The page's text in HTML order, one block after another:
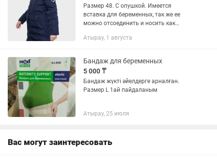
Размер 48. С опушкой. Имеется
вставка для беременных, так же ее
можно отсоединить и носить как
Атырау, 1 августа
Бандаж для беременных
5 000 ₸
Бандаж жүкті әйелдерге арналған.
Размер L 1ай пайдаланым
Атырау, 25 июля
Вас могут заинтересовать